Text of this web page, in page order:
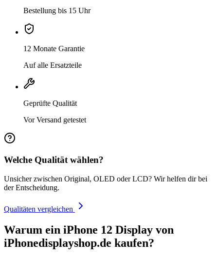
Bestellung bis 15 Uhr
12 Monate Garantie
Auf alle Ersatzteile
Geprüfte Qualität
Vor Versand getestet
Welche Qualität wählen?
Unsicher zwischen Original, OLED oder LCD? Wir helfen dir bei
der Entscheidung.
Qualitäten vergleichen
Warum ein iPhone 12 Display von
iPhonedisplayshop.de kaufen?